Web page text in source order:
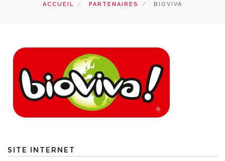
RECHERCHER
CONTACT
ACCUEIL PARTENAIRES BIOVIVA
SITE INTERNET